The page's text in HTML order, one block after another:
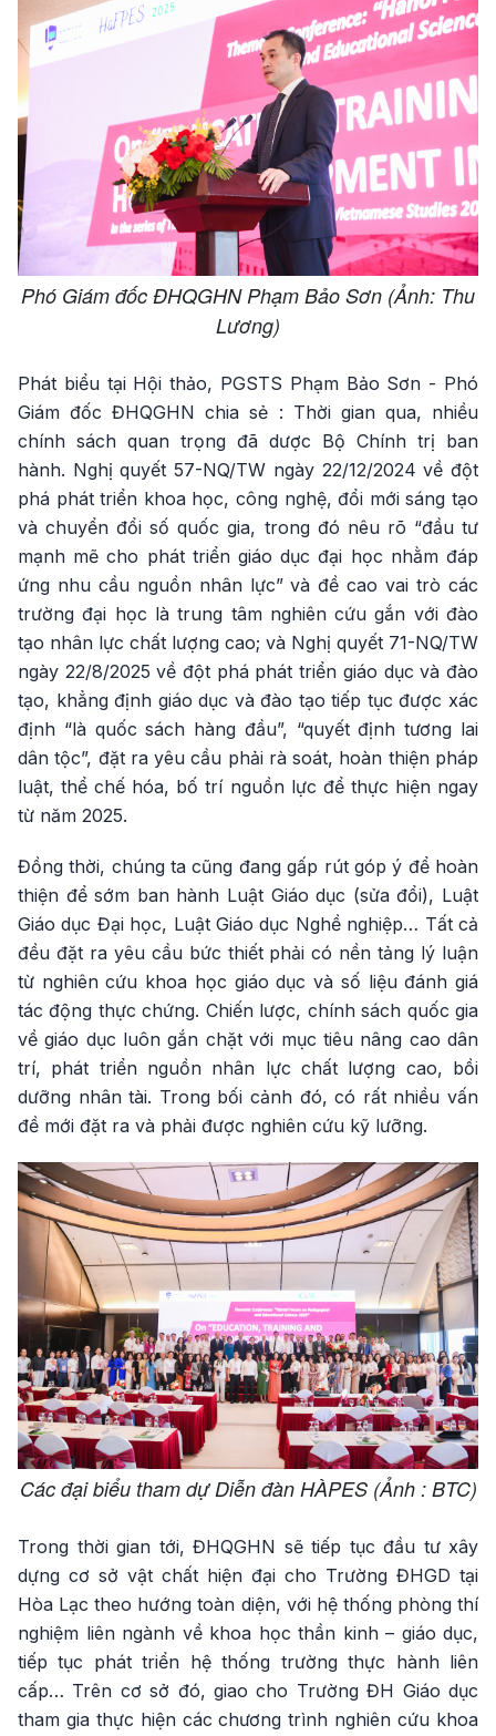
Phó Giám đốc ĐHQGHN Phạm Bảo Sơn (Ảnh: Thu
Lương)
Phát biểu tại Hội thảo, PGSTS Phạm Bảo Sơn - Phó
Giám đốc ĐHQGHN chia sẻ : Thời gian qua, nhiều
chính sách quan trọng đã dược Bộ Chính trị ban
hành. Nghị quyết 57-NQ/TW ngày 22/12/2024 về đột
phá phát triển khoa học, công nghệ, đổi mới sáng tạo
và chuyển đổi số quốc gia, trong đó nêu rõ “đầu tư
mạnh mẽ cho phát triển giáo dục đại học nhằm đáp
ứng nhu cầu nguồn nhân lực” và đề cao vai trò các
trường đại học là trung tâm nghiên cứu gắn với đào
tạo nhân lực chất lượng cao; và Nghị quyết 71-NQ/TW
ngày 22/8/2025 về đột phá phát triển giáo dục và đào
tạo, khẳng định giáo dục và đào tạo tiếp tục được xác
định “là quốc sách hàng đầu”, “quyết định tương lai
dân tộc”, đặt ra yêu cầu phải rà soát, hoàn thiện pháp
luật, thể chế hóa, bố trí nguồn lực để thực hiện ngay
từ năm 2025.
Đồng thời, chúng ta cũng đang gấp rút góp ý để hoàn
thiện để sớm ban hành Luật Giáo dục (sửa đổi), Luật
Giáo dục Đại học, Luật Giáo dục Nghề nghiệp… Tất cả
đều đặt ra yêu cầu bức thiết phải có nền tảng lý luận
từ nghiên cứu khoa học giáo dục và số liệu đánh giá
tác động thực chứng. Chiến lược, chính sách quốc gia
về giáo dục luôn gắn chặt với mục tiêu nâng cao dân
trí, phát triển nguồn nhân lực chất lượng cao, bồi
dưỡng nhân tài. Trong bối cảnh đó, có rất nhiều vấn
đề mới đặt ra và phải được nghiên cứu kỹ lưỡng.
Các đại biểu tham dự Diễn đàn HÀPES (Ảnh : BTC)
Trong thời gian tới, ĐHQGHN sẽ tiếp tục đầu tư xây
dựng cơ sở vật chất hiện đại cho Trường ĐHGD tại
Hòa Lạc theo hướng toàn diện, với hệ thống phòng thí
nghiệm liên ngành về khoa học thần kinh – giáo dục,
tiếp tục phát triển hệ thống trường thực hành liên
cấp… Trên cơ sở đó, giao cho Trường ĐH Giáo dục
tham gia thực hiện các chương trình nghiên cứu khoa